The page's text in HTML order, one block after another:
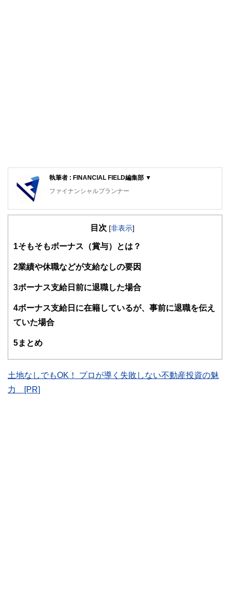
執筆者 : FINANCIAL FIELD編集部 ▼
ファイナンシャルプランナー
FinancialField編集部は、金融、経済に関する記事を、日々
知識がない方でも理解できるようわかりやすく発信していま
得者を中心に「お金や暮らし」に関する書籍・雑誌の編集経
験者で構成され、企画立案から記事掲載まですべての工程に
護士、税理士、宅地建物取引士、相続診断士、住宅ローンア
ドバイザー、DCプランナー、公認会計士、社会保険労務
士、行政書士、投資アナリスト、キャリアコンサルタントな
このように編集経験豊富なメンバーと金融や経済に精通した
執筆者・監修者による執筆体制を築くことで、内容のわかり
目次 [非表示]
1 そもそもボーナス（賞与）とは？
2業績や休職などが支給なしの要因
3ボーナス支給日前に退職した場合
4ボーナス支給日に在籍しているが、事前に退職を伝え
ていた場合
5まとめ
土地なしでもOK！ プロが導く失敗しない不動産投資の魅
力 [PR]